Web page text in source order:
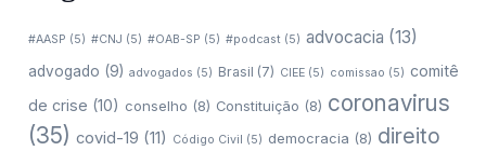
#AASP (5) #CNJ (5) #OAB-SP (5) #podcast(5) advocacia (13)
advogado (9) advogados (5) Brasil (7) CIEE(5) comissao (5) comitê
de crise (10) conselho (8) Constituição (8) coronavirus
(35) covid-19 (11) Código Civil (5) democracia (8) direito